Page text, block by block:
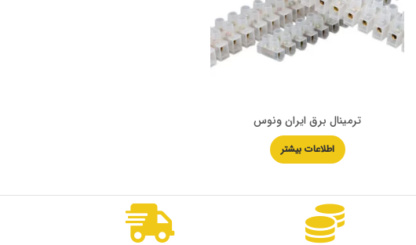
ترمینال برق ایران ونوس
اطلاعات بیشتر